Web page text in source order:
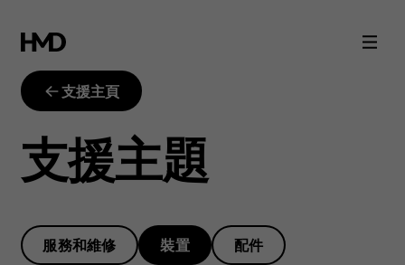
Smart
Lock：
讓
手
機
支援主頁
支援主題
服務和維修 裝置
配件